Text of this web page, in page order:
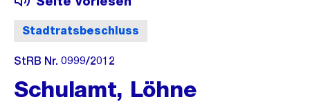
Stadtratsbeschluss
StRB Nr. 0999/2012
Schulamt, Löhne